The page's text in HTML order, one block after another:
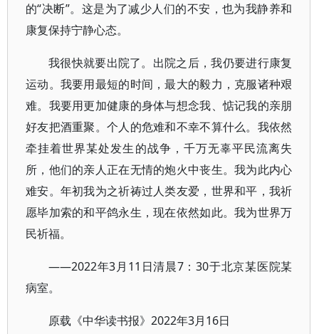
的“决断”。这是为了减少人们的不安，也为我静养和
康复保持宁静心态。
我很快就要出院了。出院之后，我仍要进行康复
运动。我要用最短的时间，最大的毅力，克服诸种艰
难。我要用更加健康的身体与想念我、惦记我的亲朋
好友把酒重聚。个人的危难和不幸不算什么。我依然
牵挂着世界某处发生的战争，千万无辜平民流离失
所，他们的亲人正在无情的炮火中丧生。我为此内心
难安。年初我为之祈祷过人类友爱，世界和平，我祈
愿毕加索的和平鸽永生，现在依然如此。我为世界万
民祈福。
——2022年3月11日清晨7：30于北京某医院某
病室。
原载《中华读书报》2022年3月16日